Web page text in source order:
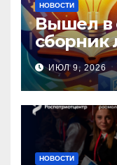
НОВОСТИ
Вышел в
сборник
ИЮЛ 9, 2026
НОВОСТИ